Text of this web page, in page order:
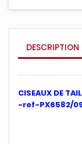
DESCRIPTION
CISEAUX DE
-ref-PX6582/